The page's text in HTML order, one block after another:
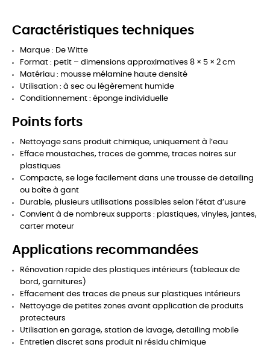
Caractéristiques techniques
Marque : De Witte
Format : petit – dimensions approximatives 8 × 5 × 2 cm
Matériau : mousse mélamine haute densité
Utilisation : à sec ou légèrement humide
Conditionnement : éponge individuelle
Points forts
Nettoyage sans produit chimique, uniquement à l’eau
Efface moustaches, traces de gomme, traces noires sur
plastiques
Compacte, se loge facilement dans une trousse de detailing
ou boîte à gant
Durable, plusieurs utilisations possibles selon l’état d’usure
Convient à de nombreux supports : plastiques, vinyles, jantes,
carter moteur
Applications recommandées
Rénovation rapide des plastiques intérieurs (tableaux de
bord, garnitures)
Effacement des traces de pneus sur plastiques intérieurs
Nettoyage de petites zones avant application de produits
protecteurs
Utilisation en garage, station de lavage, detailing mobile
Entretien discret sans produit ni résidu chimique